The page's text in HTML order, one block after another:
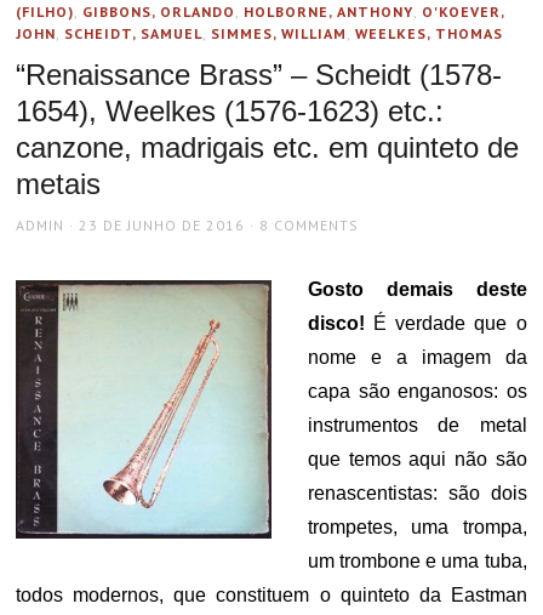
(FILHO) GIBBONS, ORLANDO HOLBORNE, ANTHONY O'KOEVER,
JOHN SCHEIDT, SAMUEL SIMMES, WILLIAM ,WEELKES, THOMAS
“Renaissance Brass” – Scheidt (1578-
1654), Weelkes (1576-1623) etc.:
canzone, madrigais etc. em quinteto de
metais
AUTHOR
ADMIN
POSTED
23 DE JUNHO DE 2016 8 COMMENTS
Gosto demais deste
disco! É verdade que o
nome e a imagem da
capa são enganosos: os
instrumentos de metal
que temos aqui não são
renascentistas: são dois
trompetes, uma trompa,
um trombone e uma tuba,
todos modernos, que constituem o quinteto da Eastman